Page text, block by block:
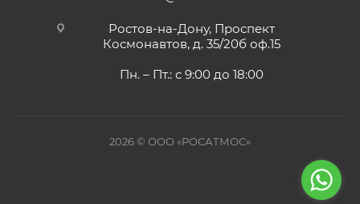
Ростов-на-Дону, Проспект
Космонавтов, д. 35/20б оф.15
Пн. – Пт.: с 9:00 до 18:00
2026 © ООО «РОСАТМОС»